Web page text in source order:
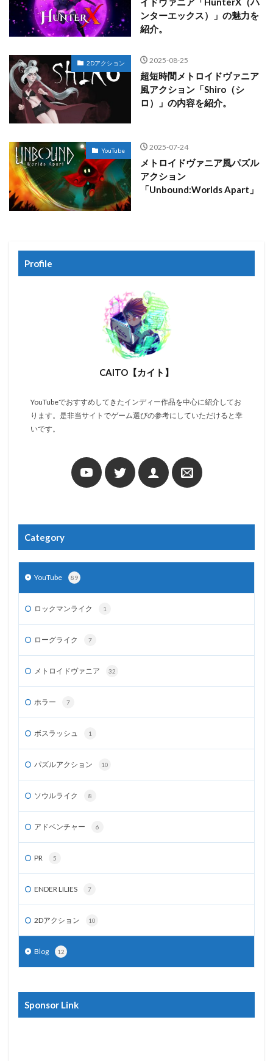
ンターエックス）」の魅力を
紹介。
2Dアクション 2025-08-25
超短時間メトロイドヴァニア
風アクション「Shiro（シ
ロ）」の内容を紹介。
YouTube 2025-07-24
メトロイドヴァニア風パズル
アクション
「Unbound:Worlds Apart」
Profile
CAITO【カイト】
YouTubeでおすすめしてきたインディー作品を中心に紹介してお
ります。是非当サイトでゲーム選びの参考にしていただけると幸
いです。
Category
YouTube 89
ロックマンライク 1
ローグライク 7
メトロイドヴァニア 32
ホラー 7
ボスラッシュ 1
パズルアクション 10
ソウルライク 8
アドベンチャー 6
PR 5
ENDER LILIES 7
2Dアクション 10
Blog 12
Sponsor Link